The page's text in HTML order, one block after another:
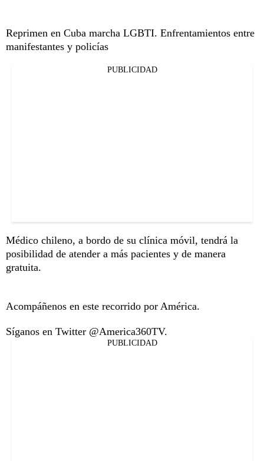
Reprimen en Cuba marcha LGBTI. Enfrentamientos entre
manifestantes y policías
PUBLICIDAD
Médico chileno, a bordo de su clínica móvil, tendrá la
posibilidad de atender a más pacientes y de manera
gratuita.
Acompáñenos en este recorrido por América.
Síganos en Twitter @America360TV.
PUBLICIDAD